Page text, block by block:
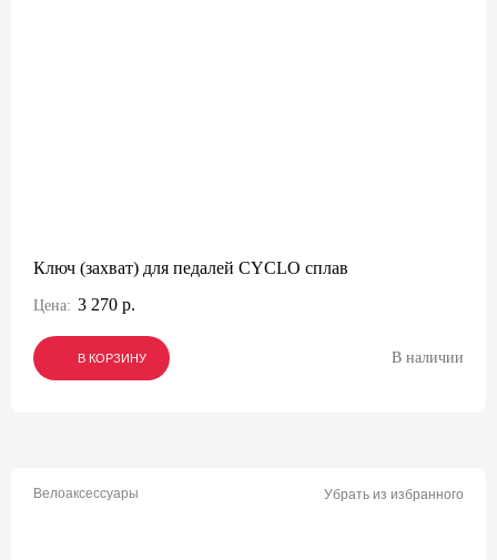
Ключ (захват) для педалей CYCLO сплав
Цена: 3 270 р.
В КОРЗИНУ
В КОРЗИНУ
В КОРЗИНУ В наличии
Велоаксессуары Убрать из избранного